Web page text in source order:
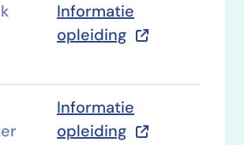
Informatie
opleiding
Informatie
opleiding